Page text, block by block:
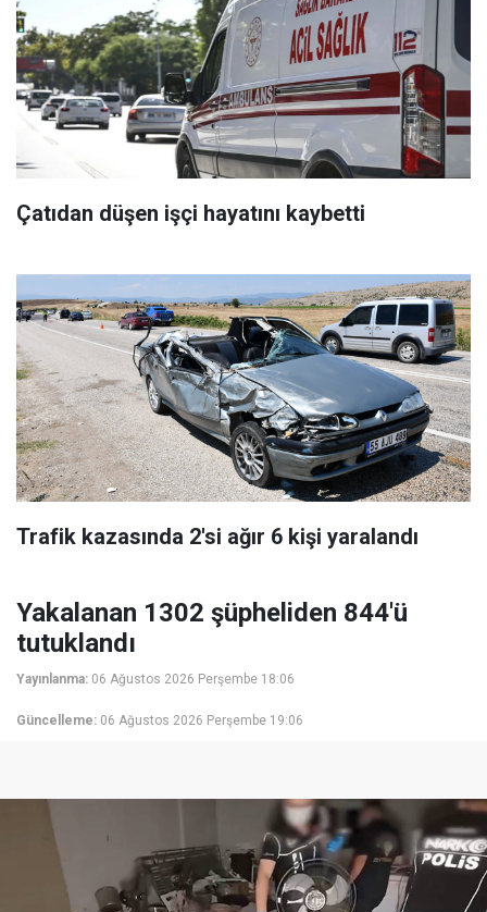
Çatıdan düşen işçi hayatını kaybetti
Trafik kazasında 2'si ağır 6 kişi yaralandı
Yakalanan 1302 şüpheliden 844'ü
tutuklandı
Yayınlanma: 06 Ağustos 2026 Perşembe 18:06
Güncelleme: 06 Ağustos 2026 Perşembe 19:06